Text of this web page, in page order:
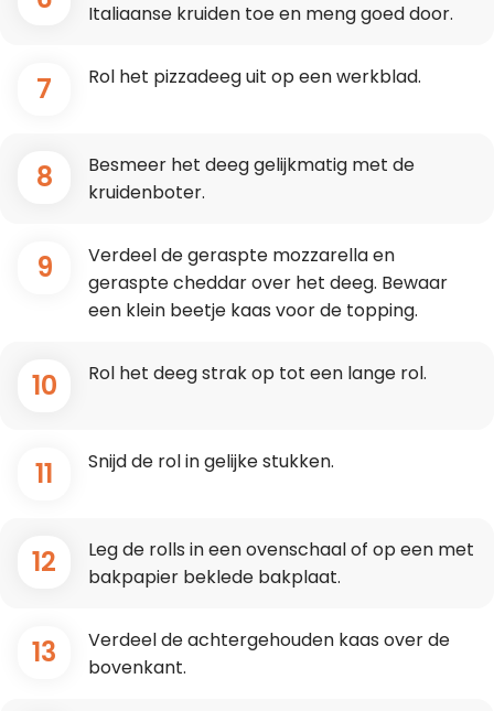
Italiaanse kruiden toe en meng goed door.
7 Rol het pizzadeeg uit op een werkblad.
8
Besmeer het deeg gelijkmatig met de
kruidenboter.
9
Verdeel de geraspte mozzarella en
geraspte cheddar over het deeg. Bewaar
een klein beetje kaas voor de topping.
10 Rol het deeg strak op tot een lange rol.
11 Snijd de rol in gelijke stukken.
12
Leg de rolls in een ovenschaal of op een met
bakpapier beklede bakplaat.
13
Verdeel de achtergehouden kaas over de
bovenkant.